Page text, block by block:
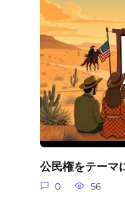
公民権をテーマ
0 56